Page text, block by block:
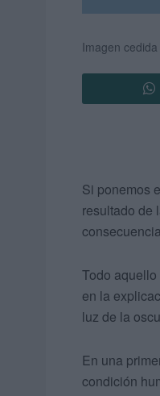
Imagen cedida
Si ponemos
resultado de
Todo
en la
luz de la
En una
condición